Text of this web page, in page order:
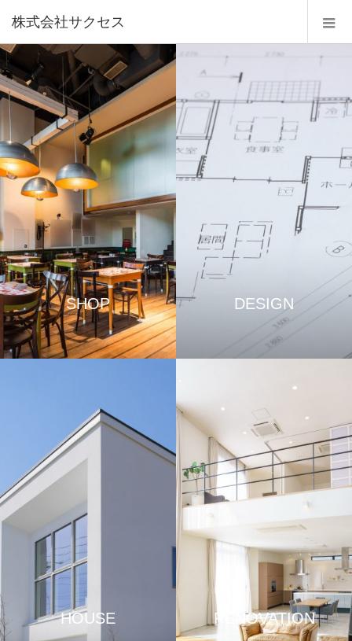
株式会社サクセス
SHOP DESIGN
HOUSE RENOVATION